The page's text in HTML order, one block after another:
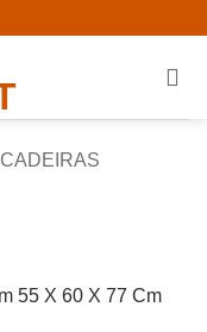
CADEIRAS